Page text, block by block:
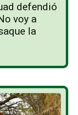
defendió
voy a
la